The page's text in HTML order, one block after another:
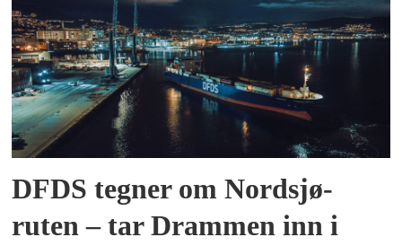
DFDS tegner om Nordsjø-
ruten – tar Drammen inn i